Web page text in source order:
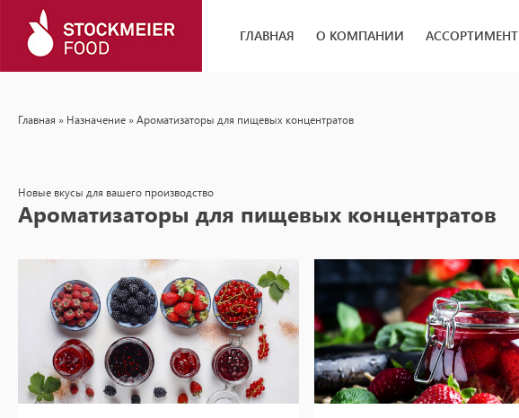
ГЛАВНАЯ О КОМПАНИИ АССОРТИМЕНТ
Главная » Назначение » Ароматизаторы для пищевых концентратов
Новые вкусы для вашего производство
Ароматизаторы для пищевых концентратов